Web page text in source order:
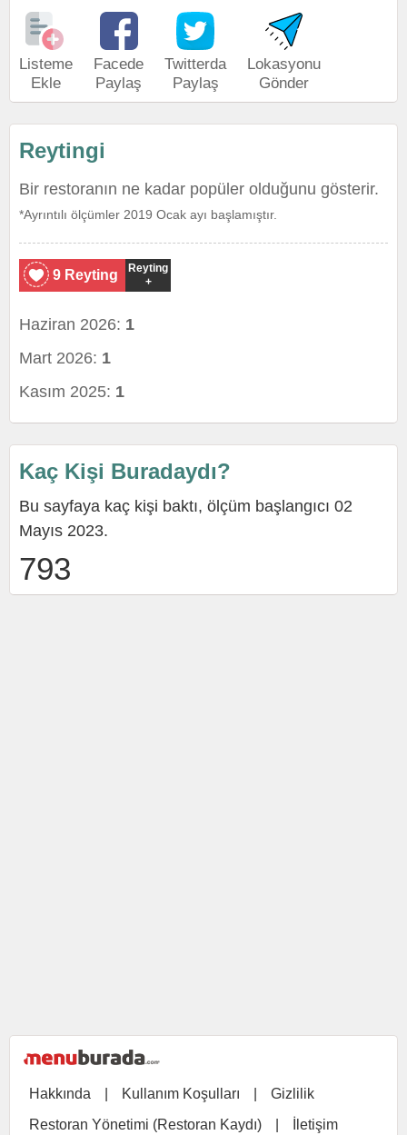
Listeme
Ekle
Facede
Paylaş
Twitterda
Paylaş
Lokasyonu
Gönder
Reytingi
Bir restoranın ne kadar popüler olduğunu gösterir.
*Ayrıntılı ölçümler 2019 Ocak ayı başlamıştır.
9 Reyting
Reyting
+
Haziran 2026: 1
Mart 2026: 1
Kasım 2025: 1
Kaç Kişi Buradaydı?
Bu sayfaya kaç kişi baktı, ölçüm başlangıcı 02
Mayıs 2023.
793
Hakkında Kullanım Koşulları
Gizlilik
Restoran Yönetimi (Restoran Kaydı)
İletişim